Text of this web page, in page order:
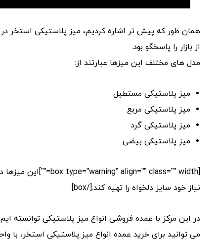
همان طور که پیش تر اشاره کردیم، میز پلاستیکی استخر
از بازار را پاسخگو بود.
مدل های مختلف این میزها عبارتند از:
میز پلاستیکی مستطیل
میز پلاستیکی مربع
میز پلاستیکی گرد
میز پلاستیکی بیضی
نیاز خود سایز دلخواه را تهیه کند.[/box]
در این مرکز با عمده فروشی انواع میز پلاستیکی توانسته ایم
می توانید برای خرید عمده انواع میز پلاستیکی استخر، با